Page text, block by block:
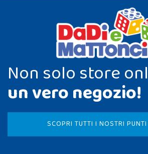
Non solo store
un vero negozio!
SCOPRI TUTTI I NOSTRI